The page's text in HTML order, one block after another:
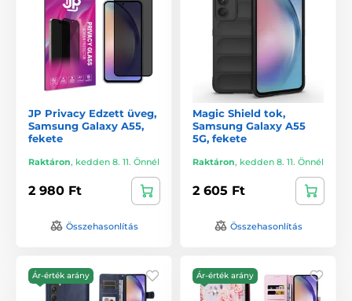
JP Privacy Edzett üveg,
Samsung Galaxy A55,
fekete
Raktáron, kedden 8. 11. Önnél
2 980 Ft
Összehasonlítás
Magic Shield tok,
Samsung Galaxy A55
5G, fekete
Raktáron, kedden 8. 11. Önnél
2 605 Ft
Összehasonlítás
Ár-érték arány Ár-érték arány